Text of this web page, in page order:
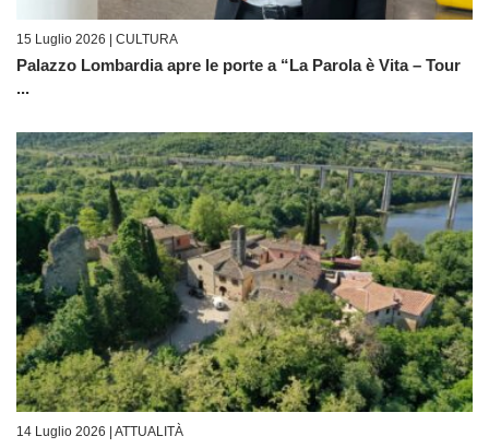
15 Luglio 2026 | CULTURA
Palazzo Lombardia apre le porte a “La Parola è Vita – Tour
...
14 Luglio 2026 | ATTUALITÀ